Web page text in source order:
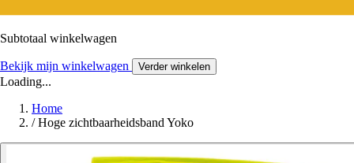
Subtotaal winkelwagen
Bekijk mijn winkelwagen Verder winkelen
Loading...
Home
/ Hoge zichtbaarheidsband Yoko